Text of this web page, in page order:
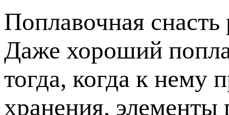
Поплавочная снасть
Даже хороший
тогда, когда к нему
хранения, элементы